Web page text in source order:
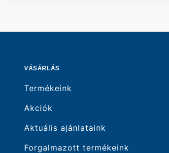
VÁSÁRLÁS
Termékeink
Akciók
Aktuális ajánlataink
Forgalmazott termékeink